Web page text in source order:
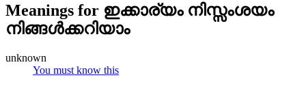
Meanings for ഇക്കാര്യം നിസ്സംശയം
നിങ്ങള്‍ക്കറിയാം
unknown
You must know this